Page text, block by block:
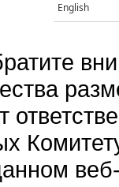
English